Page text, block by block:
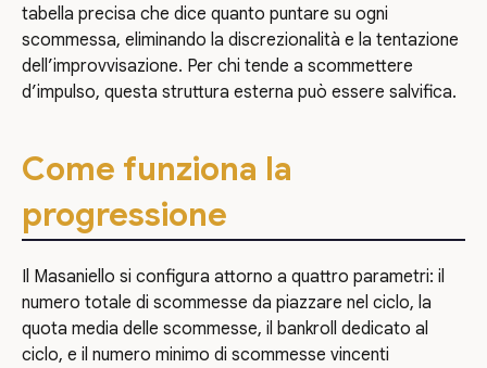
tabella precisa che dice quanto puntare su ogni
scommessa, eliminando la discrezionalità e la tentazione
dell’improvvisazione. Per chi tende a scommettere
d’impulso, questa struttura esterna può essere salvifica.
Come funziona la
progressione
Il Masaniello si configura attorno a quattro parametri: il
numero totale di scommesse da piazzare nel ciclo, la
quota media delle scommesse, il bankroll dedicato al
ciclo, e il numero minimo di scommesse vincenti